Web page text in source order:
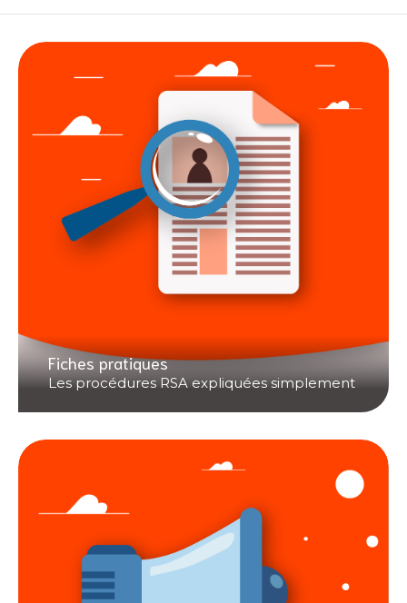
Fiches pratiques
Les procédures RSA expliquées simplement